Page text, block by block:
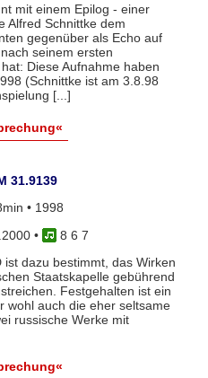
mit einem Epilog - einer
Alfred Schnittke dem
gegenüber als Echo auf
seinem ersten
Diese Aufnahme haben
(Schnittke ist am 3.8.98
[...]
31.9139
• 1998
•
8 6 7
ist dazu bestimmt, das Wirken
Staatskapelle gebührend
Festgehalten ist ein
wohl auch die eher seltsame
russische Werke mit